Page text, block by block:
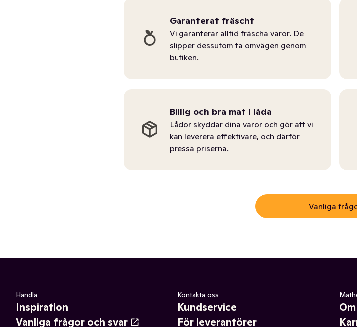
Garanterat fräscht
Vi garanterar alltid fräscha varor. De
slipper dessutom ta omvägen genom
butiken.
Billig och bra mat i låda
Lådor skyddar dina varor och gör att vi
kan leverera effektivare, och därför
pressa priserna.
Vanliga
Handla
Inspiration
Vanliga frågor och svar
Kontakta oss
Kundservice
För leverantörer